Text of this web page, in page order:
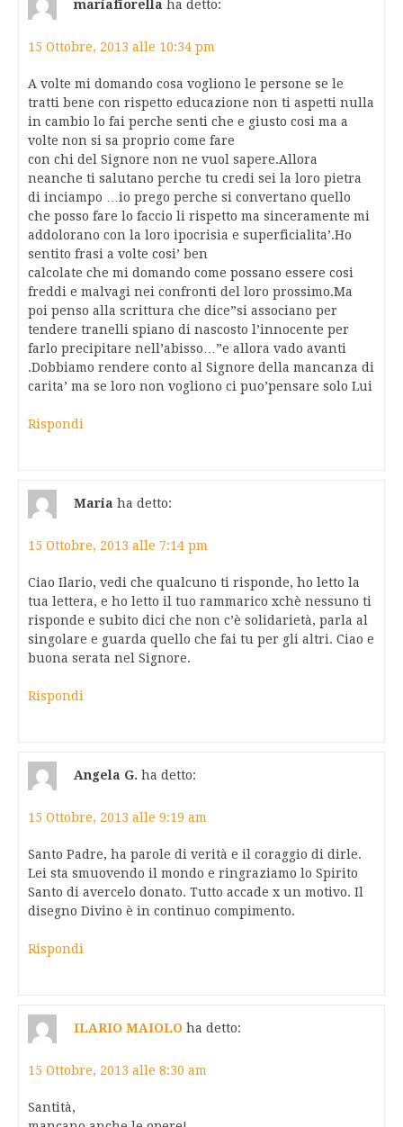
mariafiorella ha detto:
15 Ottobre, 2013 alle 10:34 pm
A volte mi domando cosa vogliono le persone se le
tratti bene con rispetto educazione non ti aspetti nulla
in cambio lo fai perche senti che e giusto cosi ma a
volte non si sa proprio come fare
con chi del Signore non ne vuol sapere.Allora
neanche ti salutano perche tu credi sei la loro pietra
di inciampo …io prego perche si convertano quello
che posso fare lo faccio li rispetto ma sinceramente mi
addolorano con la loro ipocrisia e superficialita’.Ho
sentito frasi a volte cosi’ ben
calcolate che mi domando come possano essere cosi
freddi e malvagi nei confronti del loro prossimo.Ma
poi penso alla scrittura che dice”si associano per
tendere tranelli spiano di nascosto l’innocente per
farlo precipitare nell’abisso…”e allora vado avanti
.Dobbiamo rendere conto al Signore della mancanza di
carita’ ma se loro non vogliono ci puo’pensare solo Lui
Rispondi
Maria ha detto:
15 Ottobre, 2013 alle 7:14 pm
Ciao Ilario, vedi che qualcuno ti risponde, ho letto la
tua lettera, e ho letto il tuo rammarico xchè nessuno ti
risponde e subito dici che non c’è solidarietà, parla al
singolare e guarda quello che fai tu per gli altri. Ciao e
buona serata nel Signore.
Rispondi
Angela G. ha detto:
15 Ottobre, 2013 alle 9:19 am
Santo Padre, ha parole di verità e il coraggio di dirle.
Lei sta smuovendo il mondo e ringraziamo lo Spirito
Santo di avercelo donato. Tutto accade x un motivo. Il
disegno Divino è in continuo compimento.
Rispondi
ILARIO MAIOLO ha detto:
15 Ottobre, 2013 alle 8:30 am
Santità,